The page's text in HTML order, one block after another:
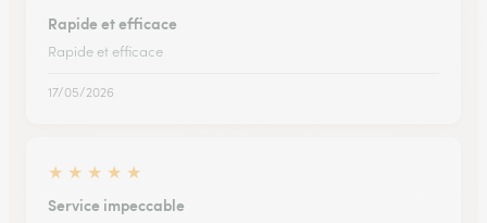
Rapide et efficace
Rapide et efficace
17/05/2026
★ ★ ★ ★ ★
Service impeccable